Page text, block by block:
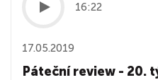
16:22
17.05.2019
Páteční review - 20.